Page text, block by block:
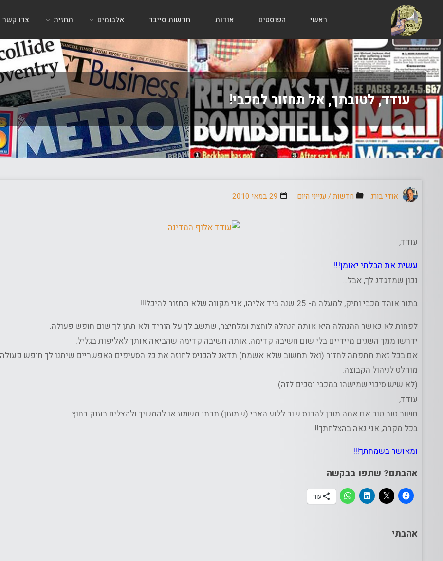
הבלוג
של
אודי
בורג
ראשי הפוסטים אודות חדשות סייבר אלבומים תחזית צרו קשר
עודד, לטובתך, אל תחזור למכבי!
אודי בורג חדשות/ ענייני היום 29 במאי 2010
עודד,
עשית את הבלתי יאומן!!!
נכון שמדגדג לך, אבל…
בתור אוהד מכבי ותיק,למעלה מ- 25 שנה ביד אליהו
, אני מקווה שלא תחזור להיכל!!!
לפחות לא כאשר ההנהלה היא אותה הנהלה לוחצת ומלחיצה, שתשב לך על הוריד ולא תתן לך שום חופש פעולה.
ידרשו ממך השגים מיידיים בלי שום חשיבה קדימה, אותה חשיבה קדימה שהביאה אותך לאליפות בגליל.
אם בכל זאת תתפתה לחזור (ואל תחשוב שלא אשמח) תדאג להכניס לחוזה את כל הסעיפים האפשריים שיתנו לך חופש פעולה
מוחלט לניהול הקבוצה.
(לא שיש סיכוי שמישהו במכבי יסכים לזה).
עודד,
חשוב טוב טוב אם אתה מוכן להכנס שוב ללוע הארי (שמעון) תרתי משמע או להמשיך ולהצליח בענק בחוץ.
בכל מקרה,אני גאה בהצלחתך!!!
ומאושר בשמחתך!!!
אהבתם? שתפו בבקשה
עוד
אהבתי